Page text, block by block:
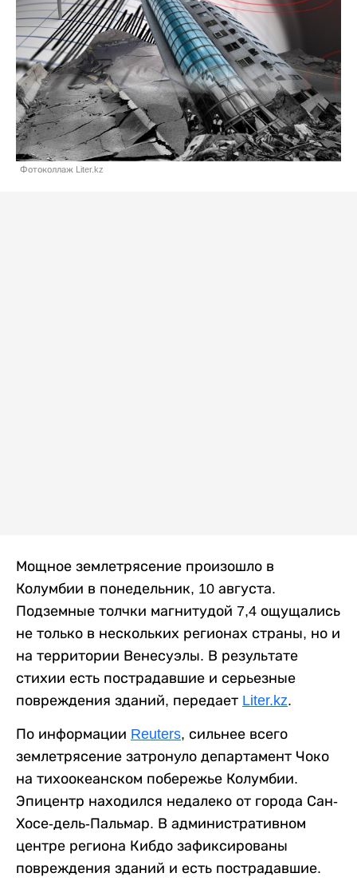
Фотоколлаж Liter.kz
Мощное землетрясение произошло в
Колумбии в понедельник, 10 августа.
Подземные толчки магнитудой 7,4 ощущались
не только в нескольких регионах страны, но и
на территории Венесуэлы. В результате
стихии есть пострадавшие и серьезные
повреждения зданий, передает Liter.kz.
По информации Reuters, сильнее всего
землетрясение затронуло департамент Чоко
на тихоокеанском побережье Колумбии.
Эпицентр находился недалеко от города Сан-
Хосе-дель-Пальмар. В административном
центре региона Кибдо зафиксированы
повреждения зданий и есть пострадавшие.